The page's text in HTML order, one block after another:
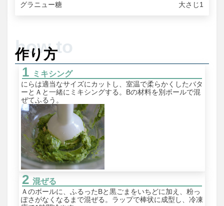
グラニュー糖
大さじ1
作り方
ミキシング
にらは適当なサイズにカットし、室温で柔らかくしたバタ
ーとＡと一緒にミキシングする。Bの材料を別ボールで混
ぜてふるう。
混ぜる
Ａのボールに、ふるったBと黒ごまをいちどに加え、粉っ
ぽさがなくなるまで混ぜる。ラップで棒状に成型し、冷凍